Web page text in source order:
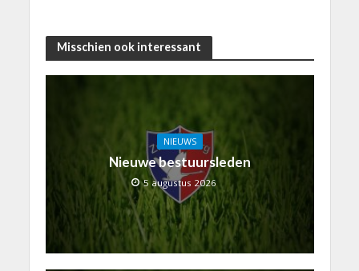
Misschien ook interessant
NIEUWS
Nieuwe bestuursleden
5 augustus 2026